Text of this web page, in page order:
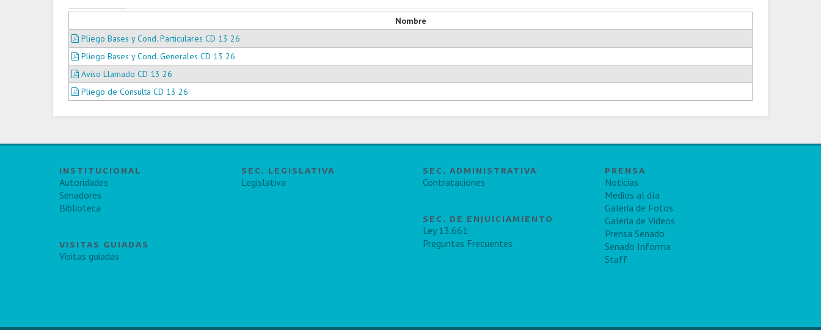
Nombre
Pliego Bases y Cond. Particulares CD 13 26
Pliego Bases y Cond. Generales CD 13 26
Aviso Llamado CD 13 26
Pliego de Consulta CD 13 26
INSTITUCIONAL
Autoridades
Senadores
Biblioteca
VISITAS GUIADAS
Visitas guiadas
SEC. LEGISLATIVA
Legislativa
SEC. ADMINISTRATIVA
Contrataciones
SEC. DE ENJUICIAMIENTO
Ley 13.661
Preguntas Frecuentes
PRENSA
Noticias
Medios al día
Galeria de Fotos
Galeria de Videos
Prensa Senado
Senado Informa
Staff